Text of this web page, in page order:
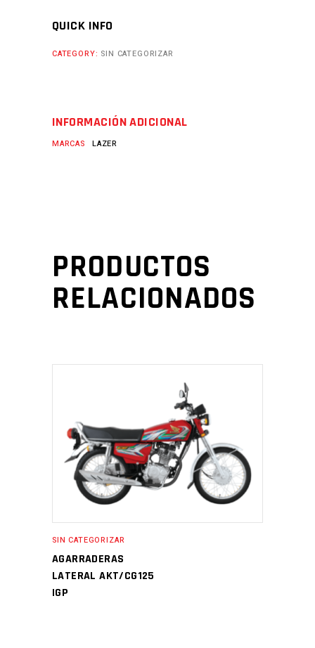
QUICK INFO
CATEGORY: SIN CATEGORIZAR
INFORMACIÓN ADICIONAL
MARCAS LAZER
PRODUCTOS
RELACIONADOS
SIN CATEGORIZAR
AGARRADERAS
LATERAL AKT/CG125
IGP